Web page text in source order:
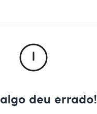
32% viscose, 3% elastano
deu errado!